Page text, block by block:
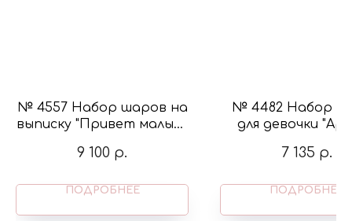
№ 4557 Набор шаров на
выписку "Привет малыш"
цвете крем и белый
9 100 р.
ПОДРОБНЕЕ
№ 4482 Набор
для девочки
цвете белый и
7 135 р.
ПОДРОБНЕЕ